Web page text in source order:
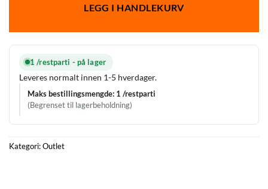
LEGG I HANDLEKURV
1 /restparti - på lager
Leveres normalt innen 1-5 hverdager.
Maks bestillingsmengde: 1 /restparti
(Begrenset til lagerbeholdning)
Kategori:Outlet